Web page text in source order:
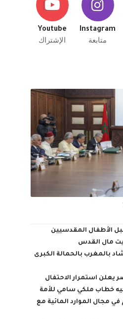
Instagram
متابعة
Youtube
الإشتراك
الأطفال المقدسيين
مال القدس
بالمغرب بالحمالة الكبرى
يعلن استمرار الاحتفال
مجال الموارد المائية مع